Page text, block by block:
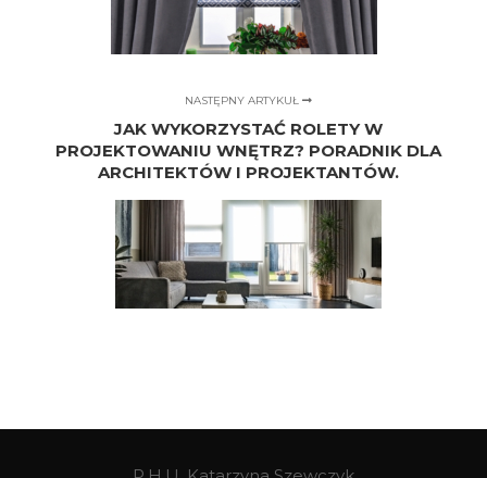
NASTĘPNY ARTYKUŁ
JAK WYKORZYSTAĆ ROLETY W
PROJEKTOWANIU WNĘTRZ? PORADNIK DLA
ARCHITEKTÓW I PROJEKTANTÓW.